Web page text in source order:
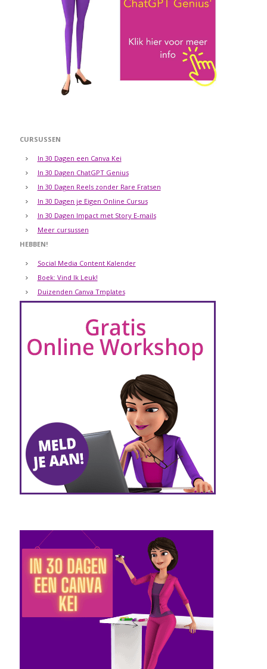
CURSUSSEN
In 30 Dagen een Canva Kei
In 30 Dagen ChatGPT Genius
In 30 Dagen Reels zonder Rare Fratsen
In 30 Dagen je Eigen Online Cursus
In 30 Dagen Impact met Story E-mails
Meer cursussen
HEBBEN!
Social Media Content Kalender
Boek: Vind Ik Leuk!
Duizenden Canva Tmplates